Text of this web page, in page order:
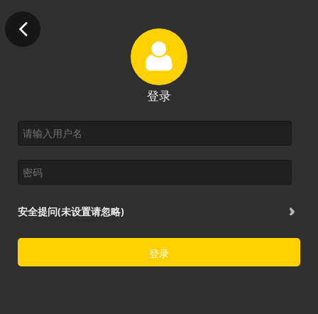
登录
安全提问(未设置请忽略)
登录